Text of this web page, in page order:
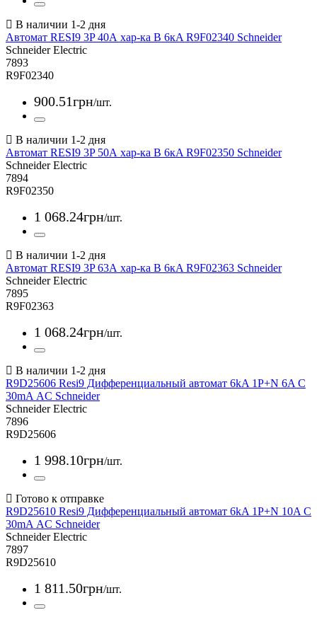
Автомат RESI9 3P 40А хар-ка В 6кA R9F02340 Schneider
Schneider Electric
7893
R9F02340
900.51грн/шт.
Автомат RESI9 3P 50А хар-ка В 6кA R9F02350 Schneider
Schneider Electric
7894
R9F02350
1 068.24грн/шт.
Автомат RESI9 3P 63А хар-ка В 6кA R9F02363 Schneider
Schneider Electric
7895
R9F02363
1 068.24грн/шт.
R9D25606 Resi9 Дифференциальный автомат 6kA 1P+N 6A C
30mA АC Schneider
Schneider Electric
7896
R9D25606
1 998.10грн/шт.
R9D25610 Resi9 Дифференциальный автомат 6kA 1P+N 10A C
30mA АC Schneider
Schneider Electric
7897
R9D25610
1 811.50грн/шт.